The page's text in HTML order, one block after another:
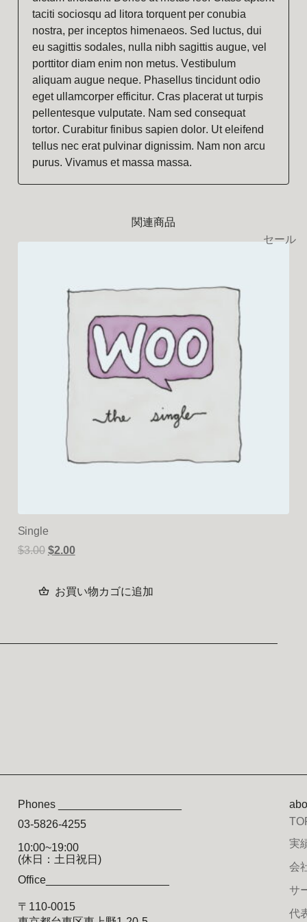
taciti sociosqu ad litora torquent per conubia
nostra, per inceptos himenaeos. Sed luctus, dui
eu sagittis sodales, nulla nibh sagittis augue, vel
porttitor diam enim non metus. Vestibulum
aliquam augue neque. Phasellus tincidunt odio
eget ullamcorper efficitur. Cras placerat ut turpis
pellentesque vulputate. Nam sed consequat
tortor. Curabitur finibus sapien dolor. Ut eleifend
tellus nec erat pulvinar dignissim. Nam non arcu
purus. Vivamus et massa massa.
関連商品
セール
Single
$3.00 $2.00
お買い物カゴに追加
Phones ____________________
03-5826-4255
10:00~19:00
(休日：土日祝日)
Office____________________
〒110-0015
実
会
サ
代